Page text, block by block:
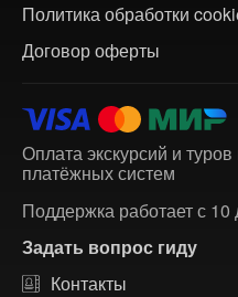
Политика обработки
Договор оферты
Оплата экскурсий и
платёжных систем
Поддержка работает с
Задать вопрос гиду
Контакты